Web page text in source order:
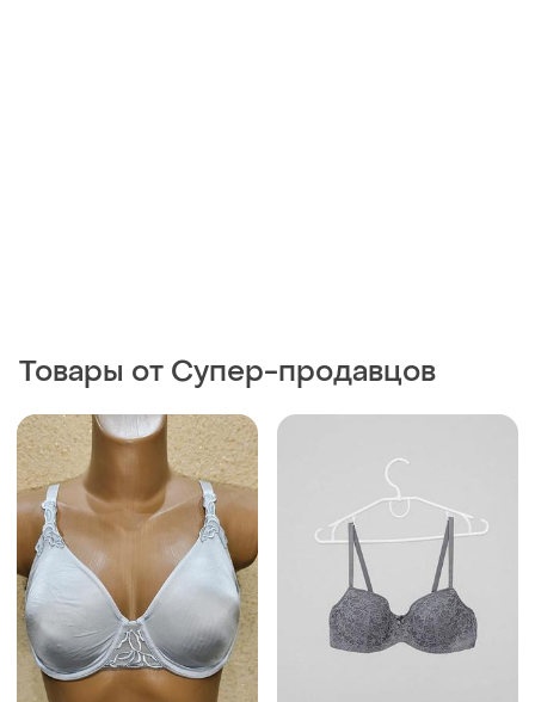
Товары от Супер-продавцов